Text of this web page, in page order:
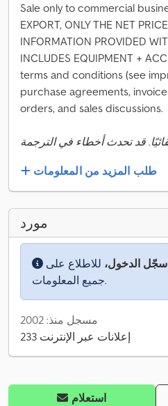
Sale only to commercial
EXPORT, ONLY THE NET
INFORMATION PROVIDED
INCLUDES EQUIPMENT +
terms and conditions (see
purchase agreements,
orders, and sales discussions.
طلب المزيد من المعلومات
مورد
الدخول، للاطلاع على
جميع المعلومات.
مسجل منذ: 2002
233 إعلانات عبر الإنترنت
استعلام